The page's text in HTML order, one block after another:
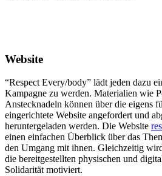
Website
“Respect Every/body” lädt jeden dazu
Kampagne zu werden. Materialien wie
Anstecknadeln können über die eigens
eingerichtete Website angefordert und
heruntergeladen werden. Die Website
einen einfachen Überblick über das
den Umgang mit ihnen. Gleichzeitig
die bereitgestellten physischen und
Solidarität motiviert.